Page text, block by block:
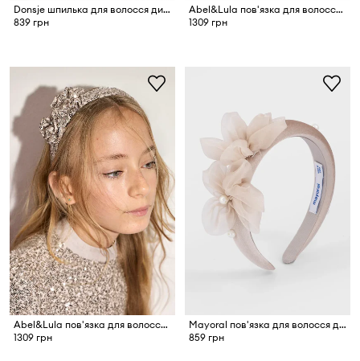
Donsje шпилька для волосся дитяча шкіряна Josy Exclusive Hairclip Mouse
839 грн
Abel&Lula пов'язка для волосся дитяча
1309 грн
Abel&Lula пов'язка для волосся дитяча
1309 грн
Mayoral пов'язка для волосся дитяча
859 грн